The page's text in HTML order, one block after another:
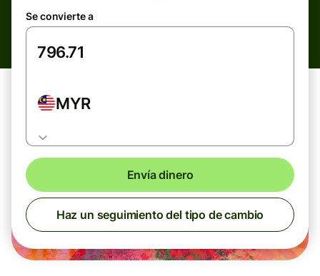
Se convierte a
MYR
Envía dinero
Haz un seguimiento del tipo de cambio